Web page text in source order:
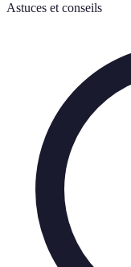
Astuces et conseils